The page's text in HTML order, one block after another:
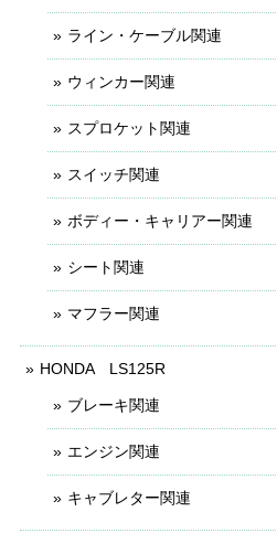
ライン・ケーブル関連
ウィンカー関連
スプロケット関連
スイッチ関連
ボディー・キャリアー関連
シート関連
マフラー関連
HONDA LS125R
ブレーキ関連
エンジン関連
キャブレター関連